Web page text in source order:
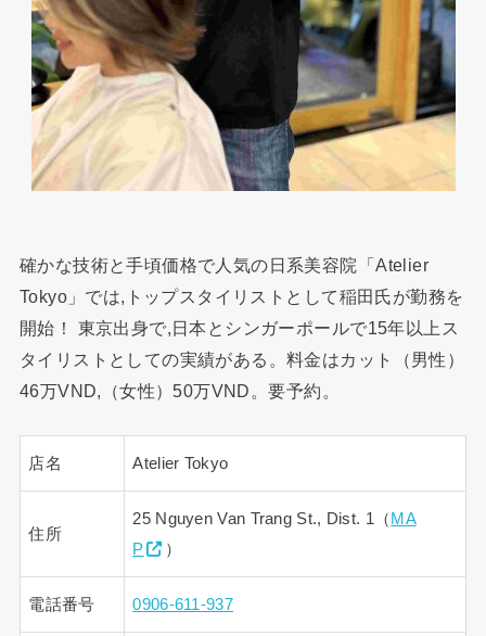
確かな技術と手頃価格で人気の日系美容院「Atelier
Tokyo」では,トップスタイリストとして稲田氏が勤務を
開始！ 東京出身で,日本とシンガーポールで15年以上ス
タイリストとしての実績がある。料金はカット（男性）
46万VND,（女性）50万VND。要予約。
店名 Atelier Tokyo
住所
25 Nguyen Van Trang St., Dist. 1（ MA
P
）
電話番号 0906-611-937